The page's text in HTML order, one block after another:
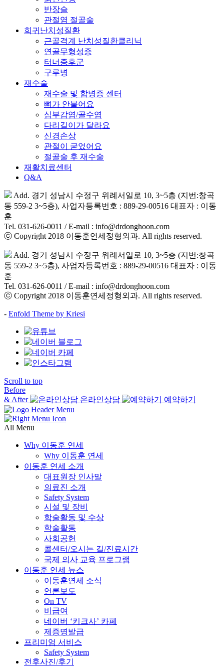
반장슬
관절염 절골술
희귀난치성질환
근골격계 난치성질환클리닉
연골무형성증
터너증후군
구루병
재수술
재수술 및 합병증 센터
뼈가 안붙어요
심부감염/골수염
다리길이가 달라요
신경손상
관절이 굳었어요
절골술 후 재수술
재활치료센터
Q&A
Add. 경기 성남시 수정구 위례서일로 10, 3~5층 (지번:창곡
동 559-2 3~5층), 사업자등록번호 : 889-29-00516 대표자 : 이동
훈
Tel. 031-626-0011 / E-mail : info@drdonghoon.com
ⓒ Copyright 2018 이동훈연세정형외과. All rights reserved.
Add. 경기 성남시 수정구 위례서일로 10, 3~5층 (지번:창곡
동 559-2 3~5층), 사업자등록번호 : 889-29-00516 대표자 : 이동
훈
Tel. 031-626-0011 / E-mail : info@drdonghoon.com
ⓒ Copyright 2018 이동훈연세정형외과. All rights reserved.
- Enfold Theme by Kriesi
Scroll to top
Before
& After
온라인상담 예약하기
All Menu
Why 이동훈 연세
Why 이동훈 연세
이동훈 연세 소개
대표원장 인사말
의료진 소개
Safety System
시설 및 장비
학술활동 및 수상
학술활동
사회공헌
콜센터/오시는 길/진료시간
국제 의사 교육 프로그램
이동훈 연세 뉴스
이동훈연세 소식
언론보도
On TV
비급여
네이버 ‘키크사’ 카페
제증명발급
프리미엄 서비스
Safety System
전후사진/후기